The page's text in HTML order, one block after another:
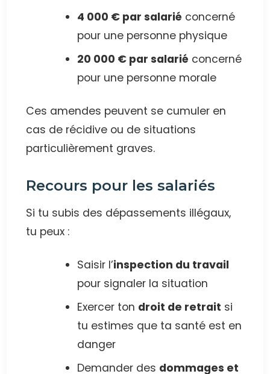
4 000 € par salarié concerné
pour une personne physique
20 000 € par salarié concerné
pour une personne morale
Ces amendes peuvent se cumuler en
cas de récidive ou de situations
particulièrement graves.
Recours pour les salariés
Si tu subis des dépassements illégaux,
tu peux :
Saisir l’inspection du travail
pour signaler la situation
Exercer ton droit de retrait si
tu estimes que ta santé est en
danger
Demander des dommages et